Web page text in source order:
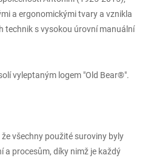
a ergonomickými tvary a vznikla
technik s vysokou úrovní manuální
vyleptaným logem "Old Bear®".
všechny použité suroviny byly
procesům, díky nimž je každý